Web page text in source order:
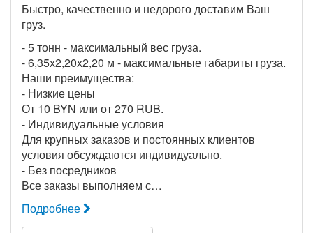
Быстро, качественно и недорого доставим Ваш
груз.
- 5 тонн - максимальный вес груза.
- 6,35х2,20х2,20 м - максимальные габариты груза.
Наши преимущества:
- Низкие цены
От 10 BYN или от 270 RUB.
- Индивидуальные условия
Для крупных заказов и постоянных клиентов
условия обсуждаются индивидуально.
- Без посредников
Все заказы выполняем с…
Подробнее